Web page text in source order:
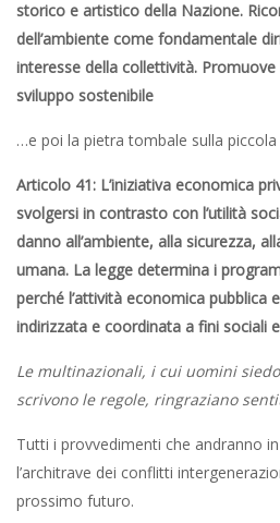
storico e artistico della Nazione.
dell’ambiente come fondamentale
interesse della collettività.
sviluppo sostenibile
…e poi la pietra tombale sulla
Articolo 41: L’iniziativa economica
svolgersi in contrasto con l’utilità
danno all’ambiente, alla sicurezza,
umana. La legge determina i
perché l’attività economica pubblica
indirizzata e coordinata a fini sociali
Le multinazionali, i cui uomini
scrivono le regole, ringraziano
Tutti i provvedimenti che andranno
l’architrave dei conflitti
prossimo futuro.